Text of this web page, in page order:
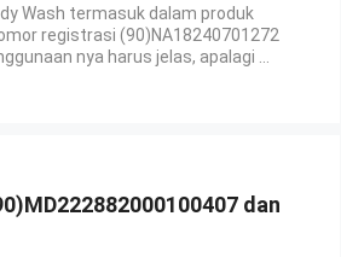
Wash termasuk dalam produk
registrasi (90)NA18240701272
nya harus jelas, apalagi ...
dan